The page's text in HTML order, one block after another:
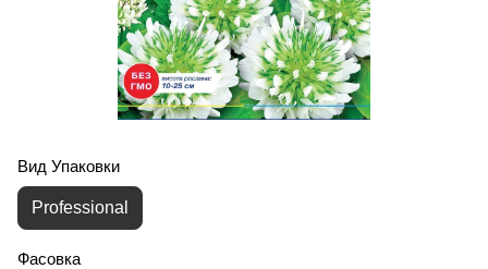
Вид Упаковки
Professional
Фасовка